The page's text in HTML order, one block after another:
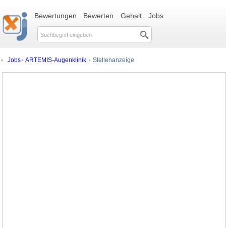
Bewertungen Bewerten Gehalt Jobs
Jobs ARTEMIS-Augenklinik Stellenanzeige